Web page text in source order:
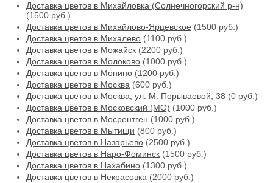
Доставка цветов в Михайловка (Солнечногорский р-н)
(1500 руб.)
Доставка цветов в Михайлово-Ярцевское (1500 руб.)
Доставка цветов в Михалево (1100 руб.)
Доставка цветов в Можайск (2200 руб.)
Доставка цветов в Молоково (1000 руб.)
Доставка цветов в Монино (1200 руб.)
Доставка цветов в Москва (600 руб.)
Доставка цветов в Москва, ул. М. Порываевой, 38 (0 руб.)
Доставка цветов в Московский (МО) (1000 руб.)
Доставка цветов в Мосрентген (1000 руб.)
Доставка цветов в Мытищи (800 руб.)
Доставка цветов в Назарьево (2500 руб.)
Доставка цветов в Наро-Фоминск (1500 руб.)
Доставка цветов в Нахабино (1300 руб.)
Доставка цветов в Некрасовка (2000 руб.)